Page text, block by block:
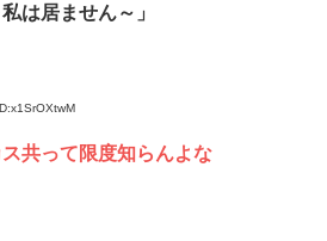
は居ません～」
共って限度知らんよな